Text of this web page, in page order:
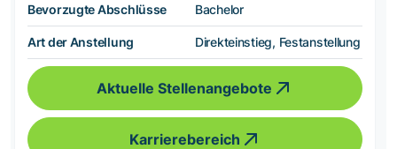
Bevorzugte Abschlüsse Bachelor
Art der Anstellung Direkteinstieg, Festanstellung
Aktuelle Stellenangebote
Karrierebereich